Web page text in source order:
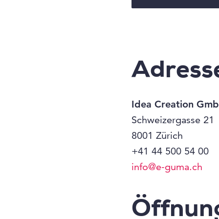
Idea Creation
Schweizergasse 21
8001 Zürich
+41 44 500 54 00
info@e-guma.ch